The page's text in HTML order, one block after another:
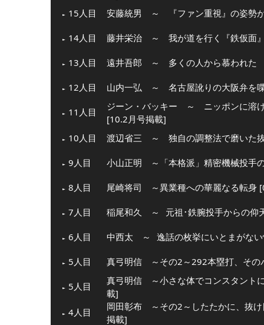
15人目
安藤統男 ～ 『ファン重視』の姿勢
14人目 藤井栄治 ～ 我が道を行く『鉄仮面
13人目 遠井吾郎 ～ 多くの人から慕われた
12人目 山内一弘 ～ 名古屋訛りの大阪弁を
11人目
ジーン・バッキー ～ ニッポンに溶
[10.2月号掲載]
10人目
渡辺省三 ～ 独自の調整法で磨いた
9人目 小山正明 ～「本格派」精密機械投手
8人目 尾崎将司 ～異業種への華麗なる転身
7人目 稲尾和久 ～ 元祖･鉄腕投手からの仰
6人目 中西太 ～ 逸話の枚挙にいとまがな
5人目 真弓明信 ～その2～292本塁打、その
5人目
真弓明信 ～小さな体でコンスタント
載]
4人目
岡田彰布 ～その2～したたかに、抜
掲載]